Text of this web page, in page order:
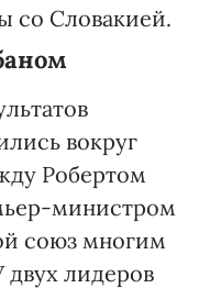
со Словакией.
вокруг
Робертом
министром
союз многим
двух лидеров